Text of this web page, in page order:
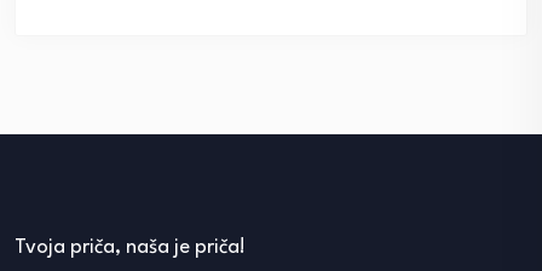
Tvoja priča, naša je priča!